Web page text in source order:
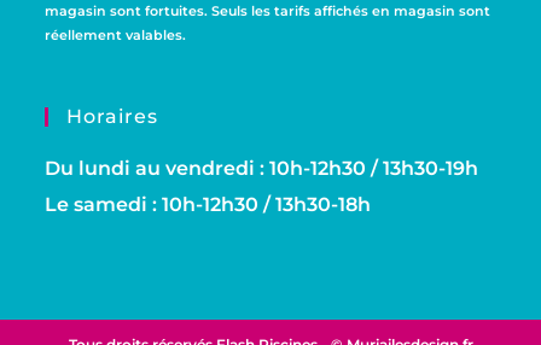
magasin sont fortuites. Seuls les tarifs affichés en magasin sont
réellement valables.
Horaires
Du lundi au vendredi : 10h-12h30 / 13h30-19h
Le samedi : 10h-12h30 / 13h30-18h